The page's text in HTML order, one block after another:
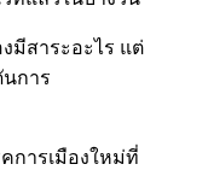
มีสาระอะไร แต่
การ
การเมืองใหม่ที่